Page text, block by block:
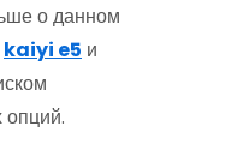
о данном
kaiyi e5 и
опций.